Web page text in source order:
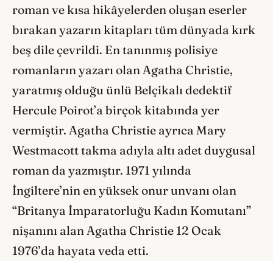
roman ve kısa hikâyelerden oluşan eserler
bırakan yazarın kitapları tüm dünyada kırk
beş dile çevrildi. En tanınmış polisiye
romanların yazarı olan Agatha Christie,
yaratmış olduğu ünlü Belçikalı dedektif
Hercule Poirot’a birçok kitabında yer
vermiştir. Agatha Christie ayrıca Mary
Westmacott takma adıyla altı adet duygusal
roman da yazmıştır. 1971 yılında
İngiltere’nin en yüksek onur unvanı olan
“Britanya İmparatorluğu Kadın Komutanı”
nişanını alan Agatha Christie 12 Ocak
1976’da hayata veda etti.